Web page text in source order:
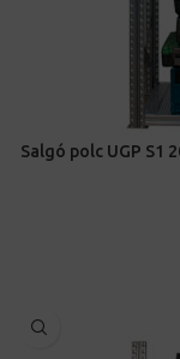
Salgó polc UGP S1